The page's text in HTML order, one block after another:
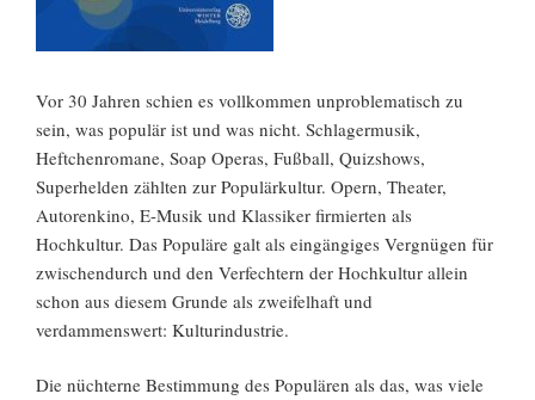
Vor 30 Jahren schien es vollkommen unproblematisch zu
sein, was populär ist und was nicht. Schlagermusik,
Heftchenromane, Soap Operas, Fußball, Quizshows,
Superhelden zählten zur Populärkultur. Opern, Theater,
Autorenkino, E-Musik und Klassiker firmierten als
Hochkultur. Das Populäre galt als eingängiges Vergnügen für
zwischendurch und den Verfechtern der Hochkultur allein
schon aus diesem Grunde als zweifelhaft und
verdammenswert: Kulturindustrie.
Die nüchterne Bestimmung des Populären als das, was viele